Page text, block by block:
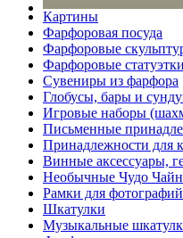
Картины
Фарфоровая посуда
Фарфоровые
Фарфоровые статуэтки
Сувениры из фарфора
Глобусы, бары и
Игровые наборы
Письменные
Принадлежности для
Винные аксессуары,
Необычные Чудо
Рамки для фотографий
Шкатулки
Музыкальные